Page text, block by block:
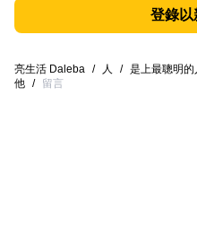
登錄以
亮生活 Daleba / 人 / 是上最聰明
他 / 留言